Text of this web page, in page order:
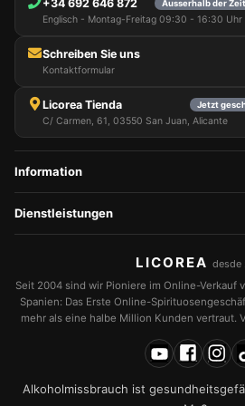
+34 692 646 872 Ausserhalb der
Englisch - Montag-Freitag 09:30 - 16:30 Uhr
Schreiben Sie uns
Kontaktformular
Licorea Tienda Jetzt
C/ Carmen, 61, 03550 San Juan, Alicante
Information
Dienstleistungen
LICOREA desde
Seit 2004 sind wir Pioniere im Online-Verkauf
Spanien: Das Erste Online-
mehr als eine halbe Million Kunden vertraut.
Alkoholmissbrauch ist